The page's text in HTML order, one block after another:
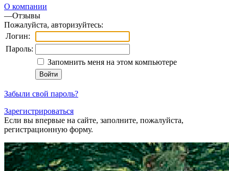
О компании
—Отзывы
Пожалуйста, авторизуйтесь:
Логин:
Пароль:
Запомнить меня на этом компьютере
Забыли свой пароль?
Зарегистрироваться
Если вы впервые на сайте, заполните, пожалуйста,
регистрационную форму.